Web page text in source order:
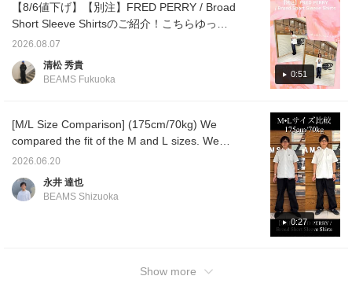
で、お早めに！！
185cm75kgです！【お気
に入り♡+】を押すと"50
マイル"たまり気になるア
よ！
す。
でも
フパ
涼し
す！
押す
ムを
います
0:51
【8/6値下げ】【別注】FRED PERRY / Broad
Short Sleeve Shirtsのご紹介！こちらゆった
りとしたシルエット、肌触りのいいブロード
生地が特徴の夏にぴったりなおすすめアイテ
ムです！〈お気に入り、フォローで気になる
2026.08.07
清松 秀貴
BEAMS Fukuoka
0:27
[M/L Size Comparison] (175cm/70kg) We
compared the fit of the M and L sizes. We
hope this will be helpful in choosing your
size! Please take a look♪ Pressing [♡ +
Favorite] will make it easy to refer back to
2026.06.20
永井 達也
BEAMS Shizuoka
Show more